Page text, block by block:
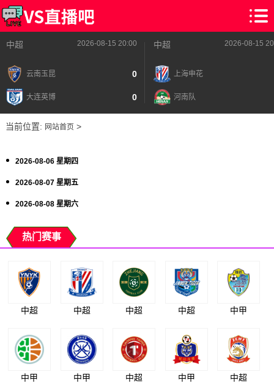
中超 2026-08-15 20:00
云南玉昆 0
大连英博 0
中超 2026-08-15
上海申花
河南队
当前位置: 网站首页>
2026-08-06 星期四
2026-08-07 星期五
2026-08-08 星期六
热门赛事
中超 中超 中超 中超 中甲
中甲 中甲 中超 中甲 中超